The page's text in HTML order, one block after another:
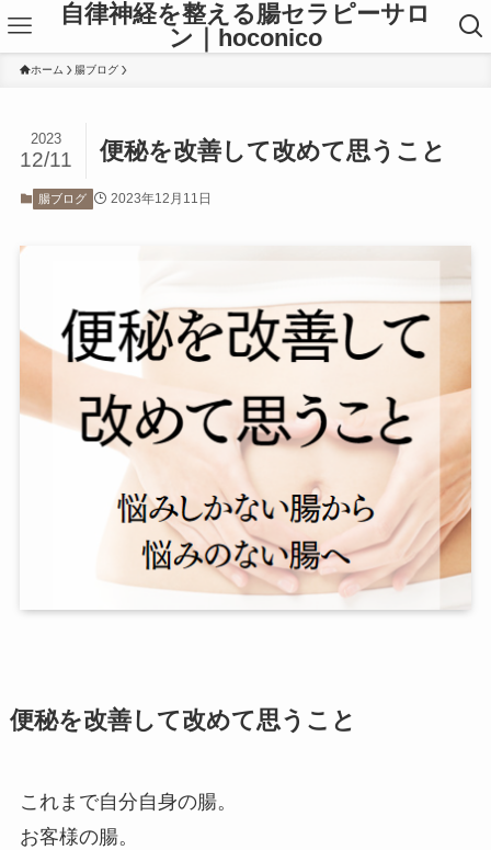
自律神経を整える腸セラピーサロ
ン｜hoconico
ホーム 腸ブログ
便秘を改善して改めて思うこと
2023
12/11
腸ブログ 2023年12月11日
便秘を改善して改めて思うこと
これまで自分自身の腸。 ⁡
お客様の腸。 ⁡